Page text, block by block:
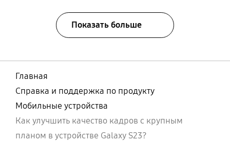
Показать больше
Главная
Справка и поддержка по продукту
Мобильные устройства
Как улучшить качество кадров с крупным
планом в устройстве Galaxy S23?